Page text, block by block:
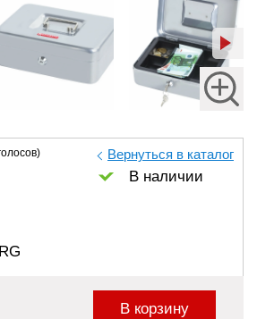
Вернуться в каталог
В наличии
В корзину